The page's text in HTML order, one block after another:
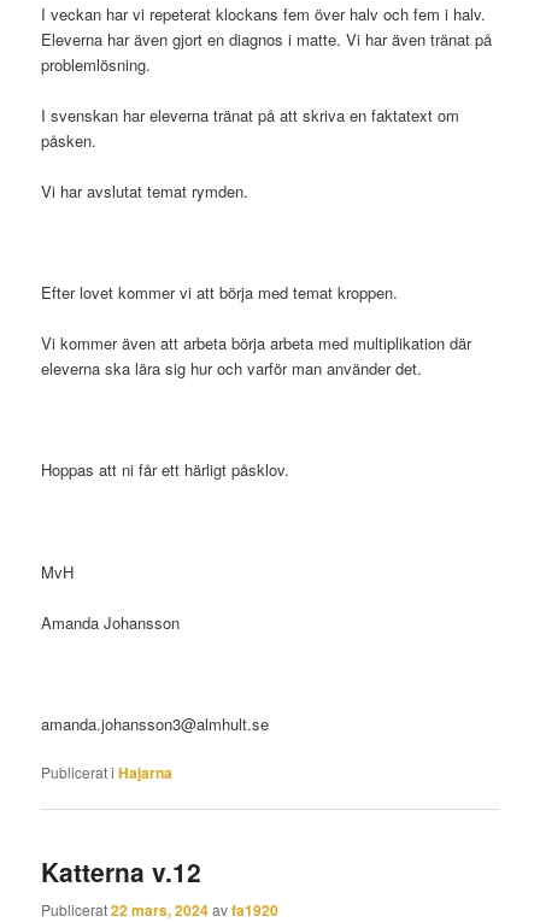
I veckan har vi repeterat klockans fem över halv och fem i halv.
Eleverna har även gjort en diagnos i matte. Vi har även tränat på
problemlösning.
I svenskan har eleverna tränat på att skriva en faktatext om
påsken.
Vi har avslutat temat rymden.
Efter lovet kommer vi att börja med temat kroppen.
Vi kommer även att arbeta börja arbeta med multiplikation där
eleverna ska lära sig hur och varför man använder det.
Hoppas att ni får ett härligt påsklov.
MvH
Amanda Johansson
amanda.johansson3@almhult.se
Publicerat i Hajarna
Katterna v.12
Publicerat22 mars, 2024avfa1920